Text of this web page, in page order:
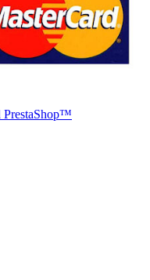
PrestaShop™